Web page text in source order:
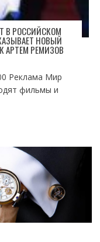
В РОССИЙСКОМ
НОВЫЙ
АРТЕМ РЕМИЗОВ
Реклама Мир
фильмы и